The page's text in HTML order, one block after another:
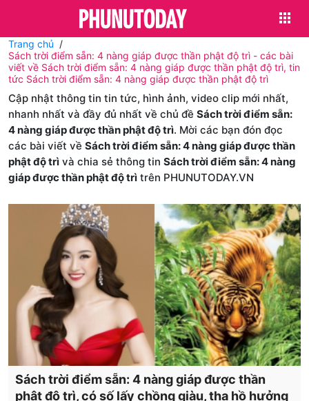
Trang chủ
Sách trời điểm sẵn: 4 nàng giáp được thần phật độ trì - các bài
viết về Sách trời điểm sẵn: 4 nàng giáp được thần phật độ trì, tin
tức Sách trời điểm sẵn: 4 nàng giáp được thần phật độ trì
Cập nhật thông tin tin tức, hình ảnh, video clip mới nhất,
nhanh nhất và đầy đủ nhất về chủ đề Sách trời điểm sẵn:
4 nàng giáp được thần phật độ trì. Mời các bạn đón đọc
các bài viết về Sách trời điểm sẵn: 4 nàng giáp được thần
phật độ trì và chia sẻ thông tin Sách trời điểm sẵn: 4 nàng
giáp được thần phật độ trì trên PHUNUTODAY.VN
Sách trời điểm sẵn: 4 nàng giáp được thần
phật độ trì, có số lấy chồng giàu, tha hồ hưởng